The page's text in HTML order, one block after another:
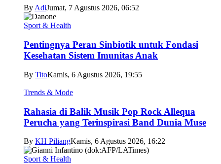
ByAdiJumat, 7 Agustus 2026, 06:52
Sport & Health
Pentingnya Peran Sinbiotik untuk Fondasi
Kesehatan Sistem Imunitas Anak
By TitoKamis, 6 Agustus 2026, 19:55
Trends & Mode
Rahasia di Balik Musik Pop Rock Allequa
Perucha yang Terinspirasi Band Dunia Muse
By KH PiliangKamis, 6 Agustus 2026, 16:22
Sport & Health